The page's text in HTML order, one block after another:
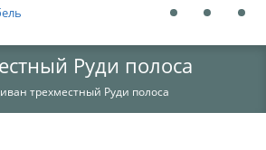
Руди полоса
трехместный Руди полоса